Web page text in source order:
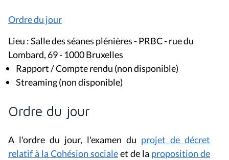
Ordre du jour
Lieu : Salle des séanes plénières - PRBC - rue du
Lombard, 69 - 1000 Bruxelles
Rapport / Compte rendu (non disponible)
Streaming (non disponible)
Ordre du jour
A l'ordre du jour, l'examen du projet de décret
relatif à la Cohésion socialeet de la proposition de